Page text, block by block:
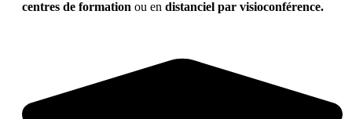
centres de formation ou en distanciel par visioconférence.